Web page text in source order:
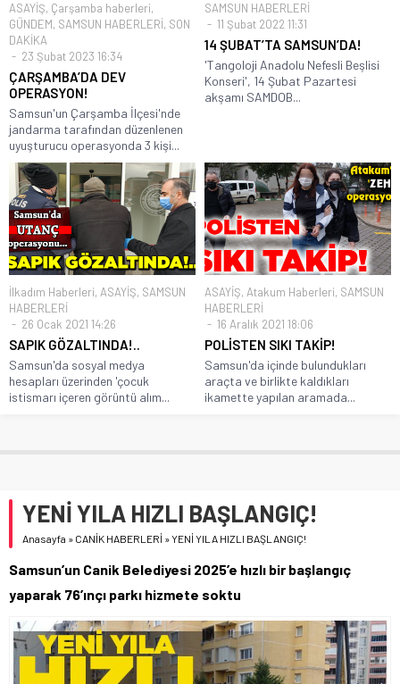
ASAYİŞ, Çarşamba haberleri,
GÜNDEM, SAMSUN HABERLERİ, SON
DAKİKA
23 Şubat 2023 16:34
ÇARŞAMBA’DA DEV
OPERASYON!
Samsun'un Çarşamba İlçesi'nde
jandarma tarafından düzenlenen
uyuşturucu operasyonda 3 kişi...
SAMSUN HABERLERİ
11 Şubat 2022 11:31
14 ŞUBAT’TA SAMSUN’DA!
'Tangoloji Anadolu Nefesli Beşlisi
Konseri', 14 Şubat Pazartesi
akşamı SAMDOB...
İlkadım Haberleri, ASAYİŞ, SAMSUN
HABERLERİ
26 Ocak 2021 14:26
SAPIK GÖZALTINDA!..
Samsun'da sosyal medya
hesapları üzerinden 'çocuk
istismarı içeren görüntü alım...
ASAYİŞ, Atakum Haberleri, SAMSUN
HABERLERİ
16 Aralık 2021 18:06
POLİSTEN SIKI TAKİP!
Samsun'da içinde bulundukları
araçta ve birlikte kaldıkları
ikamette yapılan aramada...
YENİ YILA HIZLI BAŞLANGIÇ!
Anasayfa » CANİK HABERLERİ »YENİ YILA HIZLI BAŞLANGIÇ!
Samsun’un Canik Belediyesi 2025’e hızlı bir başlangıç
yaparak 76’ınçı parkı hizmete soktu